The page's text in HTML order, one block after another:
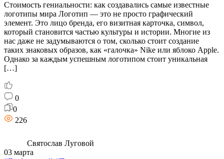
Стоимость гениальности: как создавались самые известные
логотипы мира Логотип — это не просто графический
элемент. Это лицо бренда, его визитная карточка, символ,
который становится частью культуры и истории. Многие из
нас даже не задумываются о том, сколько стоит создание
таких знаковых образов, как «галочка» Nike или яблоко Apple.
Однако за каждым успешным логотипом стоит уникальная
[…]
0
0
226
Святослав Луговой
03 марта